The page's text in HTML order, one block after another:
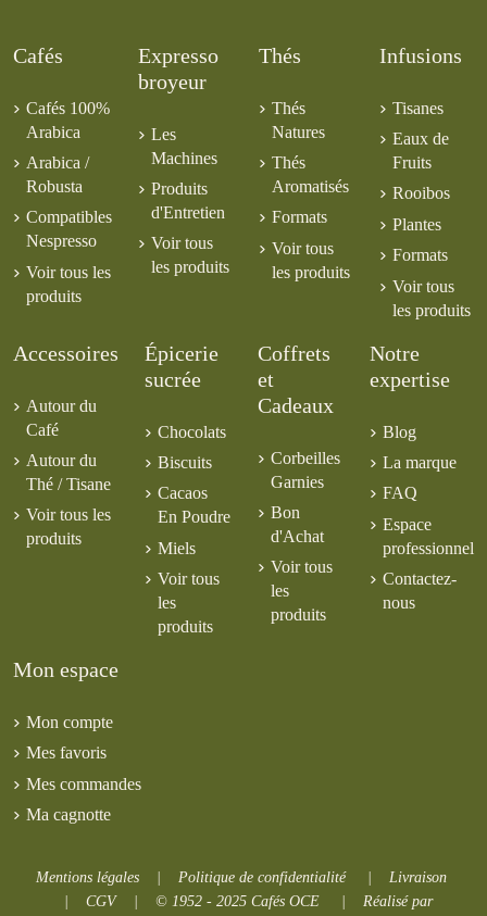
Cafés
Cafés 100%
Arabica
Arabica /
Robusta
Compatibles
Nespresso
Voir tous les
produits
Expresso
broyeur
Les
Machines
Produits
d'Entretien
Voir tous
les produits
Thés
Thés
Natures
Thés
Aromatisés
Formats
Voir tous
les produits
Infusions
Tisanes
Eaux de
Fruits
Rooibos
Plantes
Formats
Voir tous
les produits
Accessoires
Autour du
Café
Autour du
Thé / Tisane
Voir tous les
produits
Épicerie
sucrée
Chocolats
Biscuits
Cacaos
En Poudre
Miels
Voir tous
les
produits
Coffrets
et
Cadeaux
Corbeilles
Garnies
Bon
d'Achat
Voir tous
les
produits
Notre
expertise
Blog
La marque
FAQ
Espace
professionnel
Contactez-
nous
Mon espace
Mon compte
Mes favoris
Mes commandes
Ma cagnotte
Mentions légales Politique de confidentialité| Livraison
CGV| © 1952 - 2025 Cafés OCE| Réalisé par